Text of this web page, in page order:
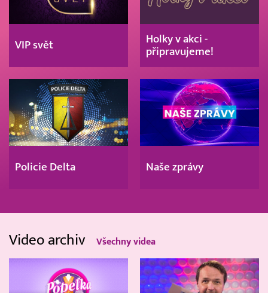
VIP svět
Holky v akci -
připravujeme!
Policie Delta Naše zprávy
Video archiv Všechny videa